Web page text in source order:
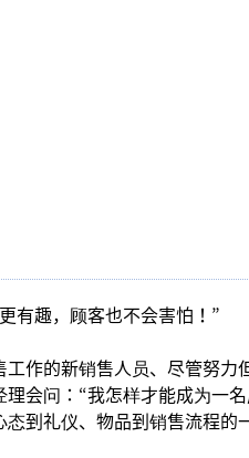
有趣，顾客也不会害怕！”
作的新销售人员、尽管努
会问：“我怎样才能成为一
到礼仪、物品到销售流程的